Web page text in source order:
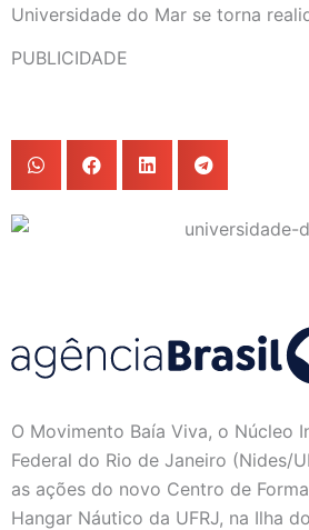
Universidade do Mar se torna
PUBLICIDADE
O Movimento Baía Viva, o Núcleo
Federal do Rio de Janeiro (Nides/
as ações do novo Centro de
Hangar Náutico da UFRJ, na Ilha